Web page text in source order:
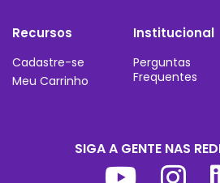
Recursos
Cadastre-se
Meu Carrinho
Institucional
Perguntas
Frequentes
SIGA A GENTE NAS